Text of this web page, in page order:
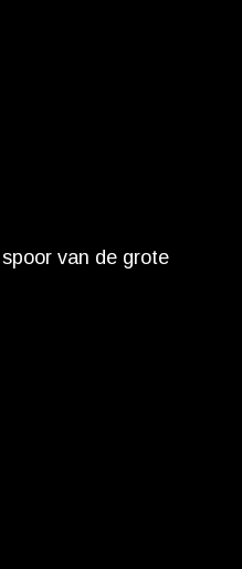
van de grote